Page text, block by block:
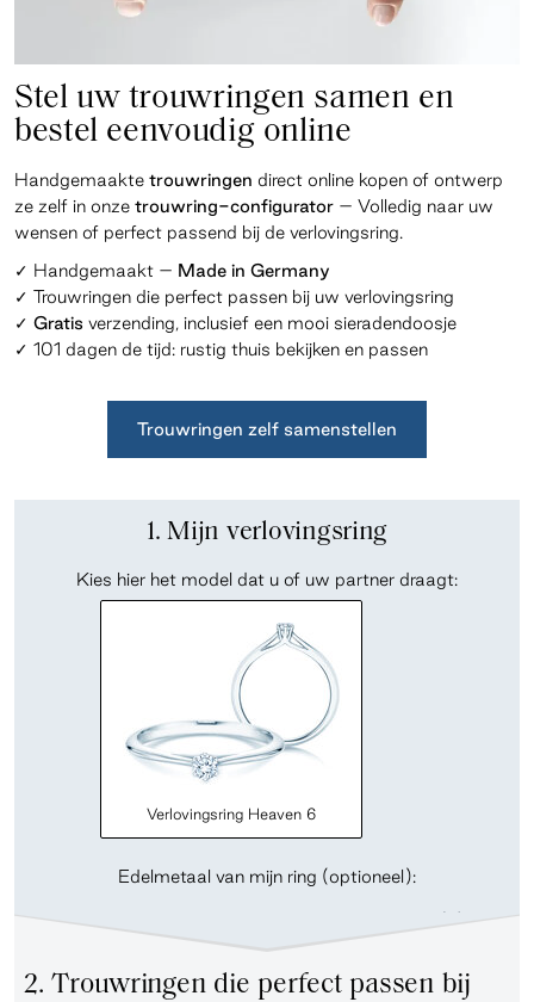
Stel uw trouwringen samen en
bestel eenvoudig online
Handgemaakte trouwringen direct online kopen of ontwerp
ze zelf in onze trouwring-configurator – Volledig naar uw
wensen of perfect passend bij de verlovingsring.
✓ Handgemaakt – Made in Germany
✓ Trouwringen die perfect passen bij uw verlovingsring
✓ Gratis verzending, inclusief een mooi sieradendoosje
✓ 101 dagen de tijd: rustig thuis bekijken en passen
Trouwringen zelf samenstellen
1. Mijn verlovingsring
Kies hier het model dat u of uw partner draagt:
Verlovingsring Heaven 6
Edelmetaal van mijn ring (optioneel):
2. Trouwringen die perfect passen bij